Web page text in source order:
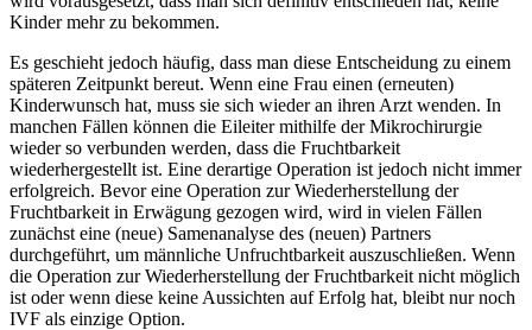
Kinder mehr zu bekommen.
Es geschieht jedoch häufig, dass man diese Entscheidung zu einem
späteren Zeitpunkt bereut. Wenn eine Frau einen (erneuten)
Kinderwunsch hat, muss sie sich wieder an ihren Arzt wenden. In
manchen Fällen können die Eileiter mithilfe der Mikrochirurgie
wieder so verbunden werden, dass die Fruchtbarkeit
wiederhergestellt ist. Eine derartige Operation ist jedoch nicht immer
erfolgreich. Bevor eine Operation zur Wiederherstellung der
Fruchtbarkeit in Erwägung gezogen wird, wird in vielen Fällen
zunächst eine (neue) Samenanalyse des (neuen) Partners
durchgeführt, um männliche Unfruchtbarkeit auszuschließen. Wenn
die Operation zur Wiederherstellung der Fruchtbarkeit nicht möglich
ist oder wenn diese keine Aussichten auf Erfolg hat, bleibt nur noch
IVF als einzige Option.